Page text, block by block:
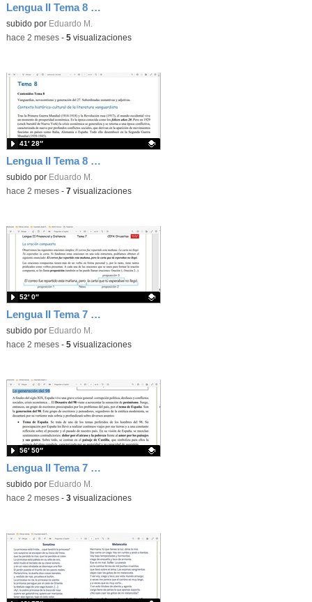
Lengua II Tema 8 Clase 78 20260520 - Generación del 27
Contenido educativo.
subido por Eduardo M.
-hace 2 meses- 5visualizaciones
Lengua II Tema 8 Clase 77 20260520 - Vanguardias y generación del 14
Contenido educativo.
subido por Eduardo M.
41′ 28″
-hace 2 meses- 7 visualizaciones
Lengua II Tema 7 Clase 76 20260520 - Oraciones compuestas: tipos
Contenido educativo.
subido por Eduardo M.
52′ 0″
-hace 2 meses- 5visualizaciones
Lengua II Tema 7 Clase 75 20260519 - Generación del 98 (I)
Contenido educativo.
subido por Eduardo M.
56′ 50″
-hace 2 meses- 3visualizaciones